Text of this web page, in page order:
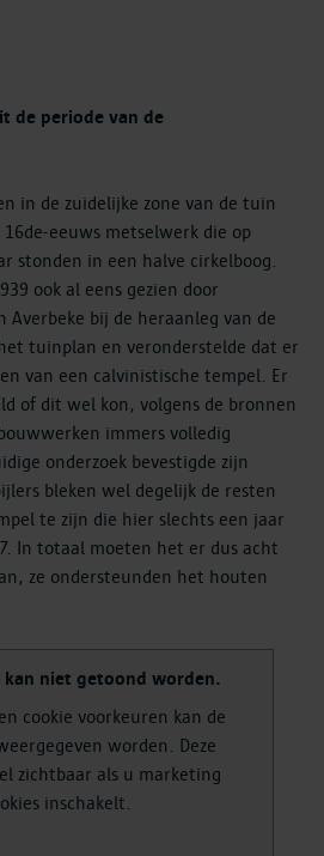
de periode van de
in de zuidelijke zone van de tuin
eeuws metselwerk die op
stonden in een halve cirkelboog.
ook al eens gezien door
Averbeke bij de heraanleg van de
tuinplan en veronderstelde dat er
van een calvinistische tempel. Er
of dit wel kon, volgens de bronnen
immers volledig
onderzoek bevestigde zijn
bleken wel degelijk de resten
te zijn die hier slechts een jaar
In totaal moeten het er dus acht
ze ondersteunden het houten
kan niet getoond worden.
cookie voorkeuren kan de
worden. Deze
zichtbaar als u marketing
inschakelt.